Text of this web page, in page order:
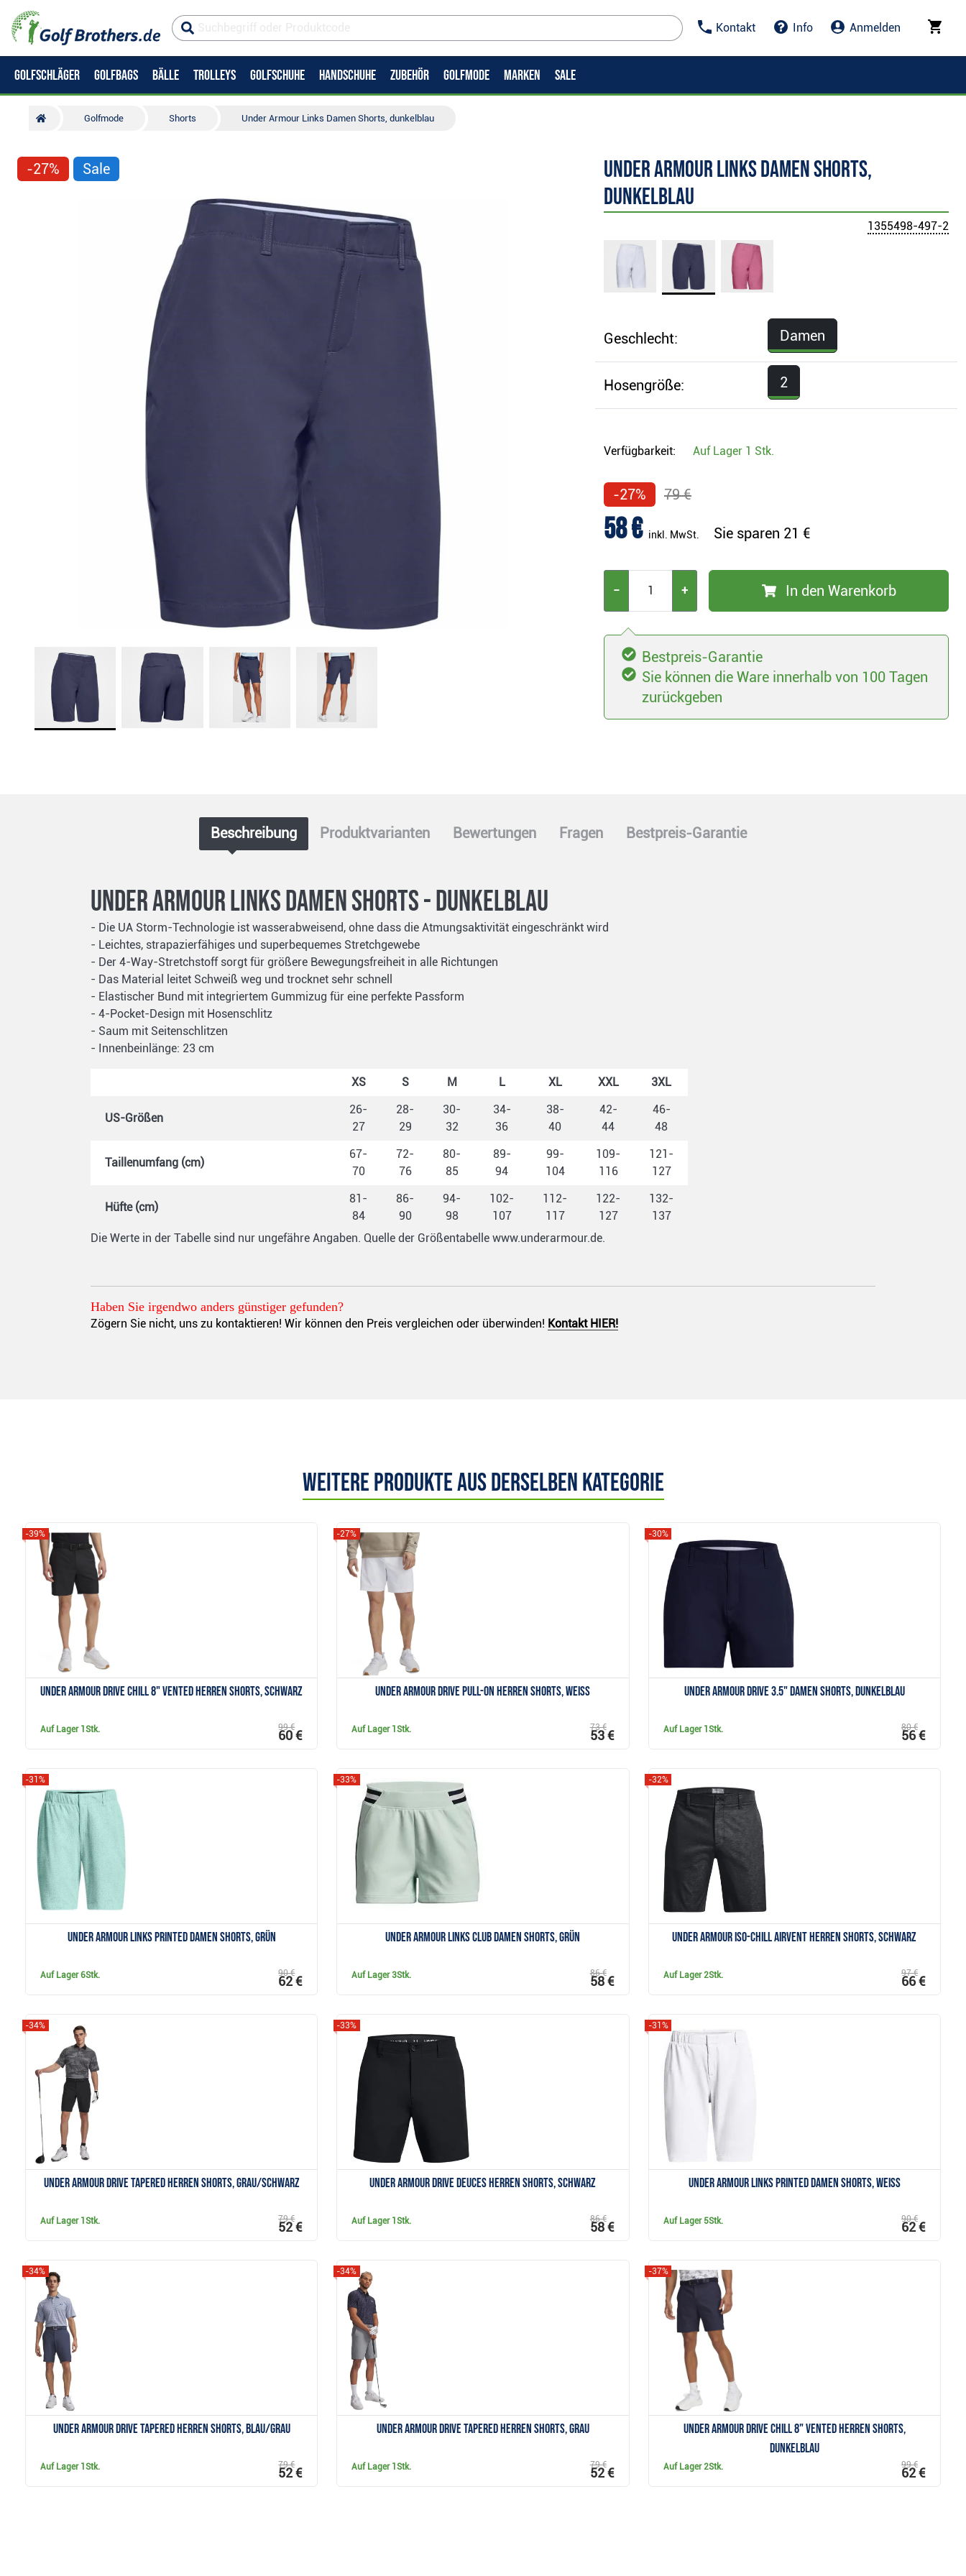
Kontakt Info Anmelden
GOLFSCHLÄGER GOLFBAGS BÄLLE TROLLEYS GOLFSCHUHE HANDSCHUHE ZUBEHÖR GOLFMODE MARKEN SALE
Golfmode Shorts Under Armour Links Damen Shorts, dunkelblau
-27% Sale
Under Armour Links Damen Shorts,
dunkelblau
1355498-497-2
Geschlecht: Damen
Hosengröße: 2
Verfügbarkeit: Auf Lager 1 Stk.
-27% 79 €
58 € inkl. MwSt. Sie sparen 21 €
− + In den Warenkorb
Bestpreis-Garantie
Sie können die Ware innerhalb von 100 Tagen
zurückgeben
Beschreibung Produktvarianten Bewertungen Fragen Bestpreis-Garantie
Under Armour Links Damen Shorts - dunkelblau
- Die UA Storm-Technologie ist wasserabweisend, ohne dass die Atmungsaktivität eingeschränkt wird
- Leichtes, strapazierfähiges und superbequemes Stretchgewebe
- Der 4-Way-Stretchstoff sorgt für größere Bewegungsfreiheit in alle Richtungen
- Das Material leitet Schweiß weg und trocknet sehr schnell
- Elastischer Bund mit integriertem Gummizug für eine perfekte Passform
- 4-Pocket-Design mit Hosenschlitz
- Saum mit Seitenschlitzen
- Innenbeinlänge: 23 cm
XS S M L XL XXL 3XL
US-Größen
26-
27
28-
29
30-
32
34-
36
38-
40
42-
44
46-
48
Taillenumfang (cm)
67-
70
72-
76
80-
85
89-
94
99-
104
109-
116
121-
127
Hüfte (cm)
81-
84
86-
90
94-
98
102-
107
112-
117
122-
127
132-
137
Die Werte in der Tabelle sind nur ungefähre Angaben. Quelle der Größentabelle www.underarmour.de.
Haben Sie irgendwo anders günstiger gefunden?
Zögern Sie nicht, uns zu kontaktieren! Wir können den Preis vergleichen oder überwinden! Kontakt HIER!
Weitere Produkte aus derselben Kategorie
Under Armour Drive Chill 8" Vented Herren Shorts, schwarz
-39%
Auf Lager 1Stk. 99 €
60 €
Under Armour Drive Pull-On Herren Shorts, weiss
-27%
Auf Lager 1Stk. 73 €
53 €
Under Armour Drive 3.5" Damen Shorts, dunkelblau
-30%
Auf Lager 1Stk. 80 €
56 €
Anzeigen
Under Armour Links Printed Damen Shorts, grün
-31%
Auf Lager6Stk. 90 €
62 €
Under Armour Links Club Damen Shorts, grün
-33%
Auf Lager3Stk. 86 €
58 €
Anzeigen
Under Armour Iso-Chill Airvent Herren Shorts, schwarz
-32%
Auf Lager2Stk. 97 €
66 €
Under Armour Drive Tapered Herren Shorts, grau/schwarz
-34%
Auf Lager 1Stk. 79 €
52 €
Under Armour Drive Deuces Herren Shorts, schwarz
-33%
Auf Lager 1Stk. 86 €
58 €
Under Armour Links Printed Damen Shorts, weiss
-31%
Auf Lager 5Stk. 90 €
62 €
Under Armour Drive Tapered Herren Shorts, blau/grau
-34%
Auf Lager 1Stk. 79 €
52 €
Under Armour Drive Tapered Herren Shorts, grau
-34%
Auf Lager 1Stk. 79 €
52 €
Under Armour Drive Chill 8" Vented Herren Shorts,
dunkelblau
-37%
Auf Lager2Stk. 99 €
62 €